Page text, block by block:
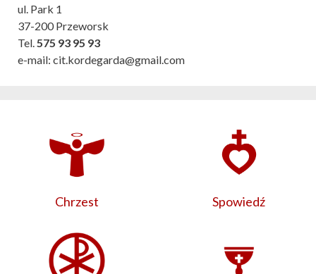
ul. Park 1
37-200 Przeworsk
Tel.575 93 95 93
e-mail: cit.kordegarda@gmail.com
Chrzest Spowiedź